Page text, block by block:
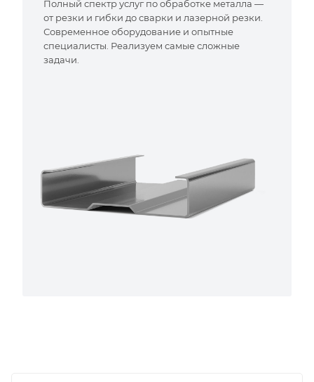
Полный спектр услуг по обработке металла —
от резки и гибки до сварки и лазерной резки.
Современное оборудование и опытные
специалисты. Реализуем самые сложные
задачи.